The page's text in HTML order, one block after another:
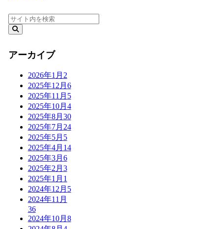
アーカイブ
2026年1月 2
2025年12月 6
2025年11月 5
2025年10月 4
2025年8月 30
2025年7月 24
2025年5月 5
2025年4月 14
2025年3月 6
2025年2月 3
2025年1月 1
2024年12月 5
2024年11月
36
2024年10月 8